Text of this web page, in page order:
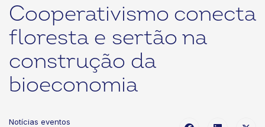
Cooperativismo conecta
floresta e sertão na
construção da
bioeconomia
Notícias eventos